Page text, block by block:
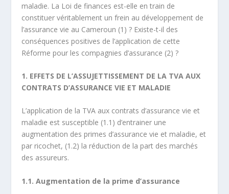
maladie. La Loi de finances est-elle en train de
constituer véritablement un frein au développement de
l’assurance vie au Cameroun (1) ? Existe-t-il des
conséquences positives de l’application de cette
Réforme pour les compagnies d’assurance (2) ?
1. EFFETS DE L’ASSUJETTISSEMENT DE LA TVA AUX
CONTRATS D’ASSURANCE VIE ET MALADIE
L’application de la TVA aux contrats d’assurance vie et
maladie est susceptible (1.1) d’entrainer une
augmentation des primes d’assurance vie et maladie, et
par ricochet, (1.2) la réduction de la part des marchés
des assureurs.
1.1. Augmentation de la prime d’assurance